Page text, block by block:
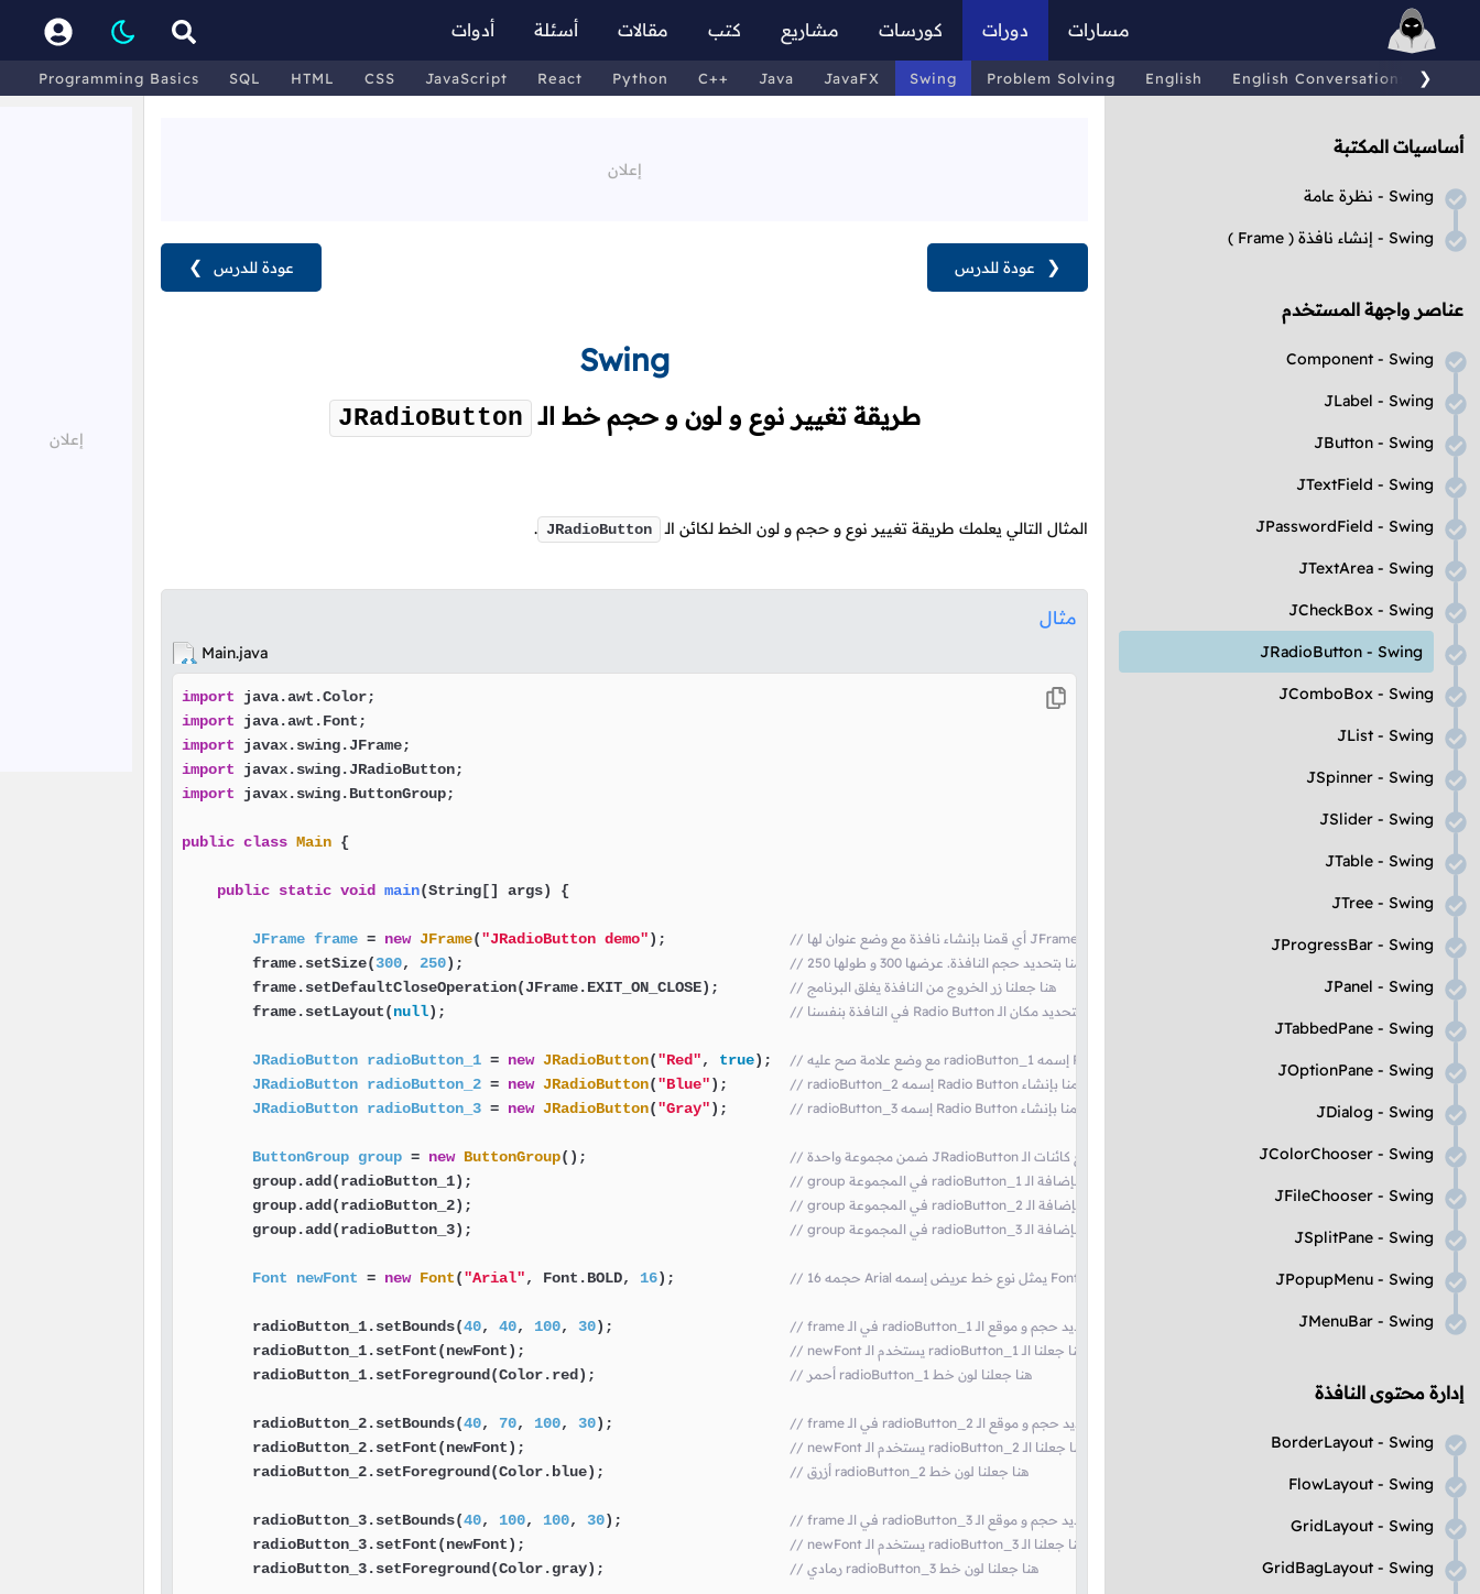
مسارات دورات كورسات مشاريع كتب مقالات أسئلة أدوات
Programming Basics SQL HTML CSS JavaScript React Python C++ Java JavaFX Swing Problem Solving English English Conversations ❯
أساسيات المكتبة
Swing - نظرة عامة
Swing - إنشاء نافذة ( Frame )
عناصر واجهة المستخدم
Component - Swing
JLabel - Swing
JButton - Swing
JTextField - Swing
JPasswordField - Swing
JTextArea - Swing
JCheckBox - Swing
JRadioButton - Swing
JComboBox - Swing
JList - Swing
JSpinner - Swing
JSlider - Swing
JTable - Swing
JTree - Swing
JProgressBar - Swing
JPanel - Swing
JTabbedPane - Swing
JOptionPane - Swing
JDialog - Swing
JColorChooser - Swing
JFileChooser - Swing
JSplitPane - Swing
JPopupMenu - Swing
JMenuBar - Swing
إدارة محتوى النافذة
BorderLayout - Swing
FlowLayout - Swing
GridLayout - Swing
GridBagLayout - Swing
عودة للدرس ❯ ❮ عودة للدرس
Swing
طريقة تغيير نوع و لون و حجم خط الـ JRadioButton
المثال التالي يعلمك طريقة تغيير نوع و حجم و لون الخط لكائن الـ JRadioButton
.
مثال
Main.java
import
import
import
import
import javax.swing.ButtonGroup;
public class Main {
public static void main(String[] args) {
JFrame frame = new JFrame("JRadioButton demo");
        frame.setSize(
300, 250); // هنا قمنا بتحديد حجم النافذة. عرضها 300 و طولها 250
        frame.setDefaultCloseOperation(JFrame.EXIT_ON_CLOSE);
// هنا جعلنا زر الخروج من النافذة يغلق البرنامج
        frame.setLayout(
null);
JRadioButton radioButton_1 = new JRadioButton("Red", true); // مع وضع علامة صح عليه radioButton_1 إسمه Radio Button أي قمنا بإنشاء JRadioButton هنا أنشأنا كائن من الكلاس
JRadioButton radioButton_2 = new JRadioButton("Blue"); // radioButton_2 إسمه Radio Button أي قمنا بإنشاء JRadioButton هنا أنشأنا كائن من الكلاس
JRadioButton radioButton_3 = new JRadioButton("Gray"); // radioButton_3 إسمه Radio Button أي قمنا بإنشاء JRadioButton هنا أنشأنا كائن من الكلاس
ButtonGroup group = new ButtonGroup(); // ضمن مجموعة واحدة JRadioButton و الذي سنسخدمه لوضع كائنات الـ ButtonGroup هنا أنشأنا كائن من الكلاس
        group.add(radioButton_1);
// group في المجموعة radioButton_1 هنا قمنا بإضافة الـ
        group.add(radioButton_2);
// group في المجموعة radioButton_2 هنا قمنا بإضافة الـ
        group.add(radioButton_3);
// group في المجموعة radioButton_3 هنا قمنا بإضافة الـ
Font newFont = new Font("Arial", Font.BOLD, 16);
        radioButton_1.setBounds(
40, 40, 100, 30); // frame في الـ radioButton_1 هنا قمنا بتحديد حجم و موقع الـ
        radioButton_1.setFont(newFont);
// newFont يستخدم الـ radioButton_1 هنا جعلنا الـ
        radioButton_1.setForeground(Color.red);
// أحمر radioButton_1 هنا جعلنا لون خط
        radioButton_2.setBounds(
40, 70, 100, 30); // frame في الـ radioButton_2 هنا قمنا بتحديد حجم و موقع الـ
        radioButton_2.setFont(newFont);
// newFont يستخدم الـ radioButton_2 هنا جعلنا الـ
        radioButton_2.setForeground(Color.blue);
// أزرق radioButton_2 هنا جعلنا لون خط
        radioButton_3.setBounds(
40, 100, 100, 30); // frame في الـ radioButton_3 هنا قمنا بتحديد حجم و موقع الـ
        radioButton_3.setFont(newFont);
// newFont يستخدم الـ radioButton_3 هنا جعلنا الـ
        radioButton_3.setForeground(Color.gray);
// رمادي radioButton_3 هنا جعلنا لون خط